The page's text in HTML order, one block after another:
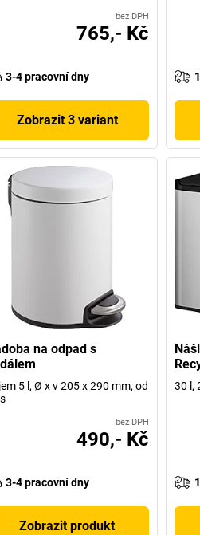
bez DPH
765,- Kč
3-4 pracovní dny
Zobrazit 3 variant
na odpad s
5 l, Ø x v 205 x 290 mm, od
bez DPH
490,- Kč
3-4 pracovní dny
Zobrazit produkt
30 l,